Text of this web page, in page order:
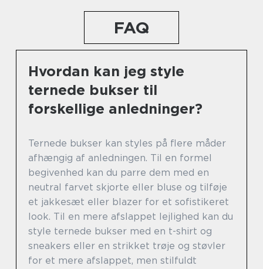
FAQ
Hvordan kan jeg style
ternede bukser til
forskellige anledninger?
Ternede bukser kan styles på flere måder
afhængig af anledningen. Til en formel
begivenhed kan du parre dem med en
neutral farvet skjorte eller bluse og tilføje
et jakkesæt eller blazer for et sofistikeret
look. Til en mere afslappet lejlighed kan du
style ternede bukser med en t-shirt og
sneakers eller en strikket trøje og støvler
for et mere afslappet, men stilfuldt